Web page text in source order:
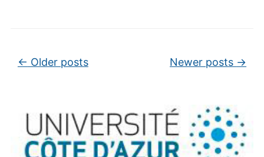
Post navigation
← Older posts Newer posts →